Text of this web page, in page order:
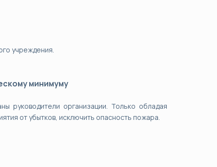
учреждения.
минимуму
руководители организации. Только обладая
от убытков, исключить опасность пожара.